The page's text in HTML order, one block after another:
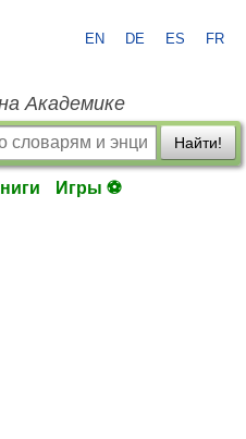
EN DE ES FR
Академике
Найти!
Игры ⚽